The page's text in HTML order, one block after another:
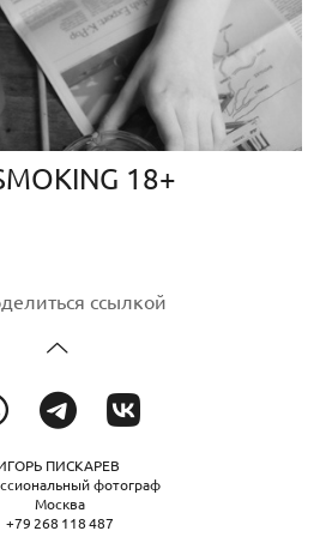
18+
ссылкой
ПИСКАРЕВ
фотограф
Москва
+79 268 118 487